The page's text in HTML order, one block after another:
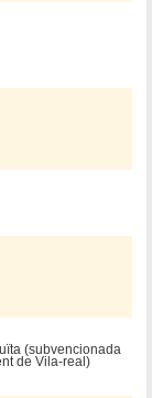
(subvencionada
de Vila-real)